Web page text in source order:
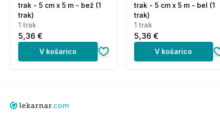
trak - 5 cm x 5 m - bež (1
trak)
1 trak
5,36 €
V košarico
trak - 5 cm x 5 m - bel (1
trak)
1 trak
5,36 €
V košarico